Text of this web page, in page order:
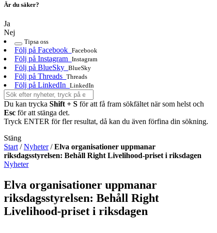
Är du säker?
Ja
Nej
Tipsa oss
Följ på Facebook Facebook
Följ på Instagram Instagram
Följ på BlueSky BlueSky
Följ på Threads Threads
Följ på LinkedIn LinkedIn
Du kan trycka Shift + S för att få fram sökfältet när som helst och
Esc för att stänga det.
Tryck ENTER för fler resultat, då kan du även förfina din sökning.
Stäng
Start /Nyheter/Elva organisationer uppmanar
riksdagsstyrelsen: Behåll Right Livelihood-priset i riksdagen
Nyheter
Elva organisationer uppmanar
riksdagsstyrelsen: Behåll Right
Livelihood-priset i riksdagen